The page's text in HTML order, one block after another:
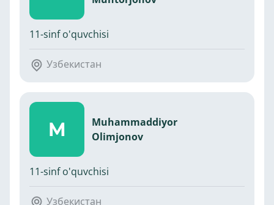
11-sinf o'quvchisi
Узбекистан
M
Muhammaddiyor
Olimjonov
11-sinf o'quvchisi
Узбекистан